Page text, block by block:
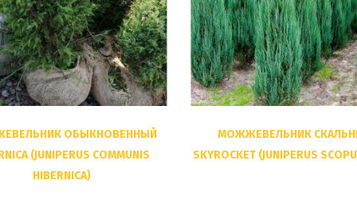
ОБЫКНОВЕННЫЙ
(JUNIPERUS COMMUNIS
HIBERNICA)
МОЖЖЕВЕЛЬНИК
SKYROCKET (JUNIPERUS